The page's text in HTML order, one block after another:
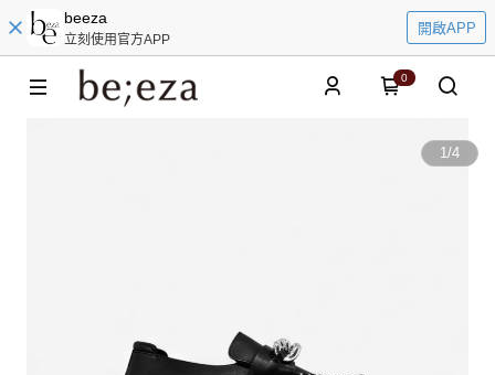
beeza
立刻使用官方APP
開啟APP
0
1/4